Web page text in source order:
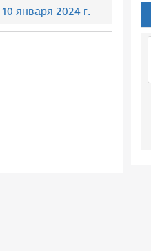
января 2024 г.